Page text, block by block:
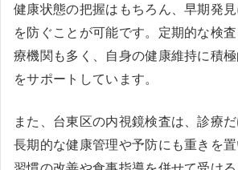
健康状態の把握はもちろん、早期発
を防ぐことが可能です。定期的な検
療機関も多く、自身の健康維持に積
をサポートしています。
また、台東区の内視鏡検査は、診療だ
長期的な健康管理や予防にも重きを